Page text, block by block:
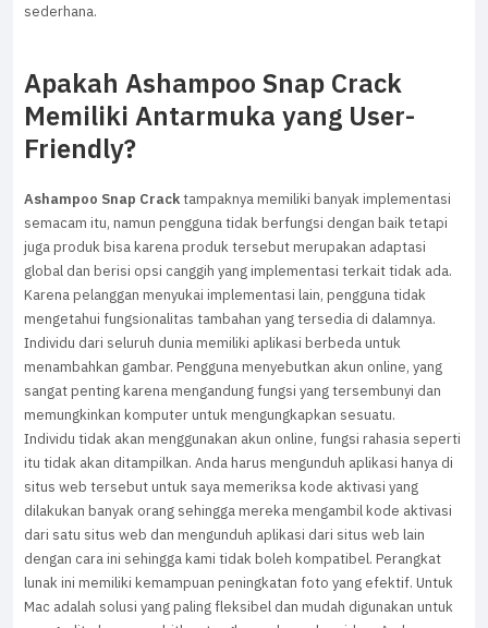
sederhana.
Apakah Ashampoo Snap Crack
Memiliki Antarmuka yang User-
Friendly?
Ashampoo Snap Cracktampaknya memiliki banyak implementasi
semacam itu, namun pengguna tidak berfungsi dengan baik tetapi
juga produk bisa karena produk tersebut merupakan adaptasi
global dan berisi opsi canggih yang implementasi terkait tidak ada.
Karena pelanggan menyukai implementasi lain, pengguna tidak
mengetahui fungsionalitas tambahan yang tersedia di dalamnya.
Individu dari seluruh dunia memiliki aplikasi berbeda untuk
menambahkan gambar. Pengguna menyebutkan akun online, yang
sangat penting karena mengandung fungsi yang tersembunyi dan
memungkinkan komputer untuk mengungkapkan sesuatu.
Individu tidak akan menggunakan akun online, fungsi rahasia seperti
itu tidak akan ditampilkan. Anda harus mengunduh aplikasi hanya di
situs web tersebut untuk saya memeriksa kode aktivasi yang
dilakukan banyak orang sehingga mereka mengambil kode aktivasi
dari satu situs web dan mengunduh aplikasi dari situs web lain
dengan cara ini sehingga kami tidak boleh kompatibel. Perangkat
lunak ini memiliki kemampuan peningkatan foto yang efektif. Untuk
Mac adalah solusi yang paling fleksibel dan mudah digunakan untuk